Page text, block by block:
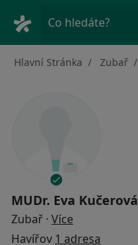
Co hledáte?
Hlavní Stránka Zubař
MUDr. Eva Kučerová
Zubař · Více
Havířov 1 adresa